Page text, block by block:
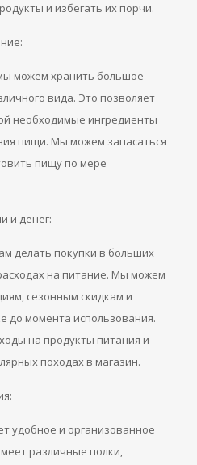
и избегать их порчи.
можем хранить большое
вида. Это позволяет
необходимые ингредиенты
пищи. Мы можем запасаться
пищу по мере
и денег:
делать покупки в больших
на питание. Мы можем
сезонным скидкам и
до момента использования.
на продукты питания и
походах в магазин.
удобное и организованное
различные полки,